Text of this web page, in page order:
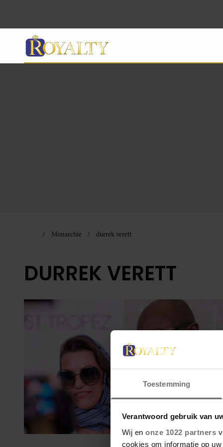
Toestemming
Verantwoord gebruik van
Wij en onze 1022 partners
cookies om informatie op
Monarchie durrek verett
DURREK VERETT